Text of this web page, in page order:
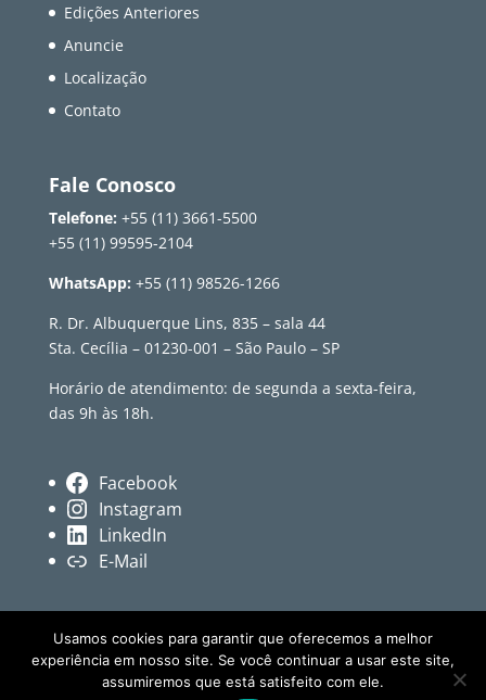
Edições Anteriores
Anuncie
Localização
Contato
Fale Conosco
Telefone: +55 (11) 3661-5500
+55 (11) 99595-2104
WhatsApp: +55 (11) 98526-1266
R. Dr. Albuquerque Lins, 835 – sala 44
Sta. Cecília – 01230-001 – São Paulo – SP
Horário de atendimento: de segunda a sexta-feira,
das 9h às 18h.
Facebook
Instagram
LinkedIn
E-Mail
© Revista Têxtil • Conteúdo independente sobre
Usamos cookies para garantir que oferecemos a melhor
experiência em nosso site. Se você continuar a usar este site,
assumiremos que está satisfeito com ele.